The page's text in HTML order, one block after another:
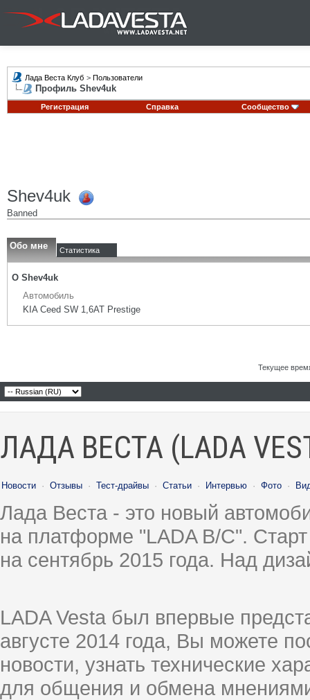
Лада Веста Клуб > Пользователи
Профиль Shev4uk
Регистрация Справка Сообщество
Shev4uk
Banned
Обо мне Статистика
О Shev4uk
Автомобиль
KIA Ceed SW 1,6AT Prestige
Текущее
ЛАДА ВЕСТА (LADA
Новости · Отзывы · Тест-драйвы · Статьи · Интервью · Фото ·
Лада Веста - это новый
на платформе "LADA B/C".
на сентябрь 2015 года. Над
LADA Vesta был впервые
августе 2014 года, Вы можете
новости, узнать технические
для общения и обмена